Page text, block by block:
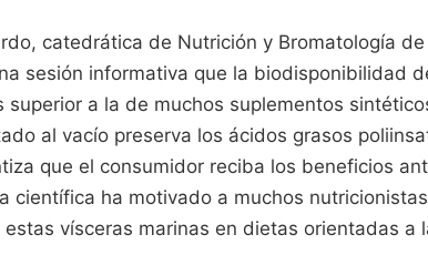
catedrática de Nutrición y Bromatología
sesión informativa que la biodisponibilidad
superior a la de muchos suplementos
al vacío preserva los ácidos grasos
que el consumidor reciba los beneficios
científica ha motivado a muchos
vísceras marinas en dietas orientadas a